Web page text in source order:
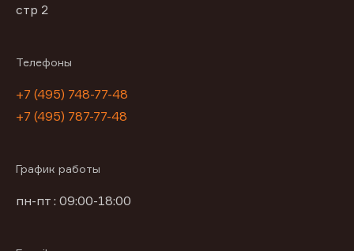
стр 2
Телефоны
+7 (495) 748-77-48
+7 (495) 787-77-48
График работы
пн-пт : 09:00-18:00